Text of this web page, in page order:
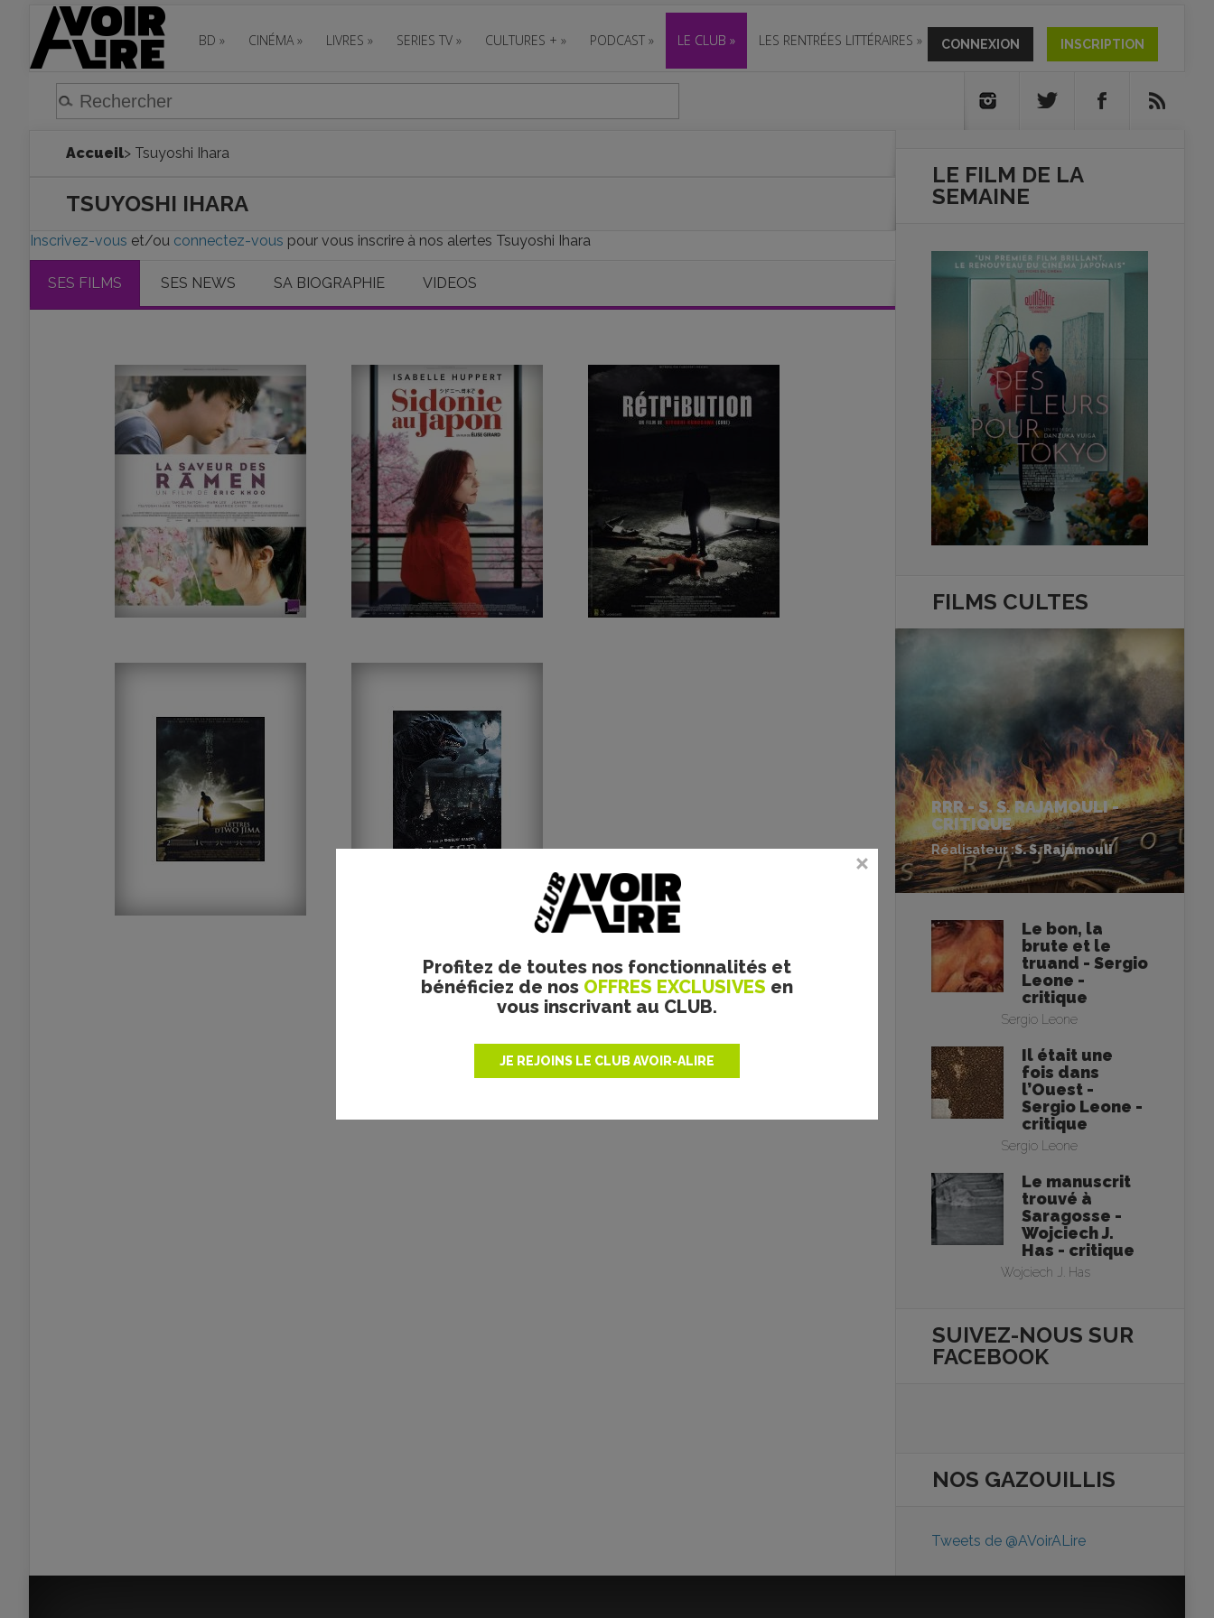
BD » CINÉMA » LIVRES » SERIES TV » CULTURES + » PODCAST » LE CLUB » LES RENTRÉES LITTÉRAIRES » CONNEXION INSCRIPTION
Profitez de toutes nos fonctionnalités et
bénéficiez de nos OFFRES EXCLUSIVES en
vous inscrivant au CLUB.
JE REJOINS LE CLUB AVOIR-ALIRE
Accueil> Tsuyoshi Ihara
TSUYOSHI IHARA
Inscrivez-vous et/ou connectez-vous pour vous inscrire à nos alertes Tsuyoshi Ihara
SES FILMS SES NEWS SA BIOGRAPHIE VIDEOS
LE FILM DE LA
SEMAINE
FILMS CULTES
RRR - S. S. RAJAMOULI -
CRITIQUE
Réalisateur :S. S. Rajamouli
Le bon, la
brute et le
truand - Sergio
Leone -
critique
Sergio Leone
Il était une
fois dans
l’Ouest -
Sergio Leone -
critique
Sergio Leone
Le manuscrit
trouvé à
Saragosse -
Wojciech J.
Has - critique
Wojciech J. Has
SUIVEZ-NOUS SUR
FACEBOOK
NOS GAZOUILLIS
Tweets de @AVoirALire